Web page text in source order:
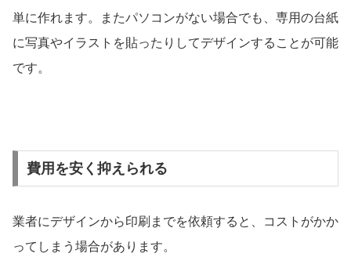
単に作れます。またパソコンがない場合でも、専用の台紙
に写真やイラストを貼ったりしてデザインすることが可能
です。
費用を安く抑えられる
業者にデザインから印刷までを依頼すると、コストがかか
ってしまう場合があります。